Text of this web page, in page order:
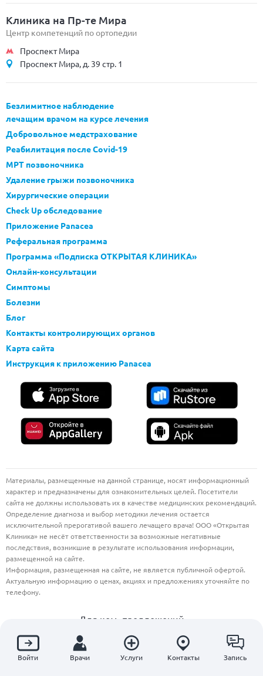
Клиника на Пр-те Мира
Центр компетенций по ортопедии
Проспект Мира
Проспект Мира, д. 39 стр. 1
Безлимитное наблюдение
лечащим врачом на курсе лечения
Добровольное медстрахование
Реабилитация после Covid-19
МРТ позвоночника
Удаление грыжи позвоночника
Хирургические операции
Check Up обследование
Приложение Panacea
Реферальная программа
Программа «Подписка ОТКРЫТАЯ КЛИНИКА»
Онлайн-консультации
Симптомы
Болезни
Блог
Контакты контролирующих органов
Карта сайта
Инструкция к приложению Panacea
Материалы, размещенные на данной странице, носят информационный
характер и предназначены для ознакомительных целей. Посетители
сайта не должны использовать их в качестве медицинских рекомендаций.
Определение диагноза и выбор методики лечения остается
исключительной прерогативой вашего лечащего врача! ООО «Открытая
Клиника» не несёт ответственности за возможные негативные
последствия, возникшие в результате использования информации,
размещенной на сайте.
Информация, размещенная на сайте, не является публичной офертой.
Актуальную информацию о ценах, акциях и предложениях уточняйте по
телефону.
Для ком. предложений
Независимая оценка качества оказания услуг
медицинскими организациями
Войти Врачи Услуги Контакты Запись